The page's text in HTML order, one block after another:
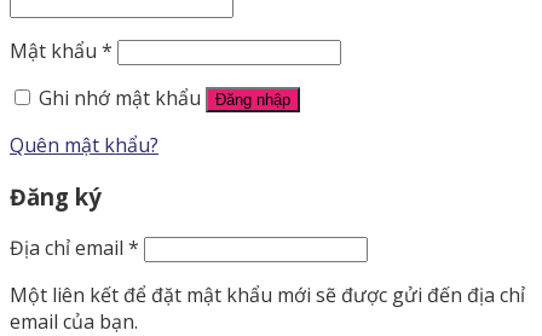
Mật khẩu *
Ghi nhớ mật khẩu
Đăng nhập
Quên mật khẩu?
Đăng ký
Địa chỉ email *
Một liên kết để đặt mật khẩu mới sẽ được gửi đến địa chỉ
email của bạn.